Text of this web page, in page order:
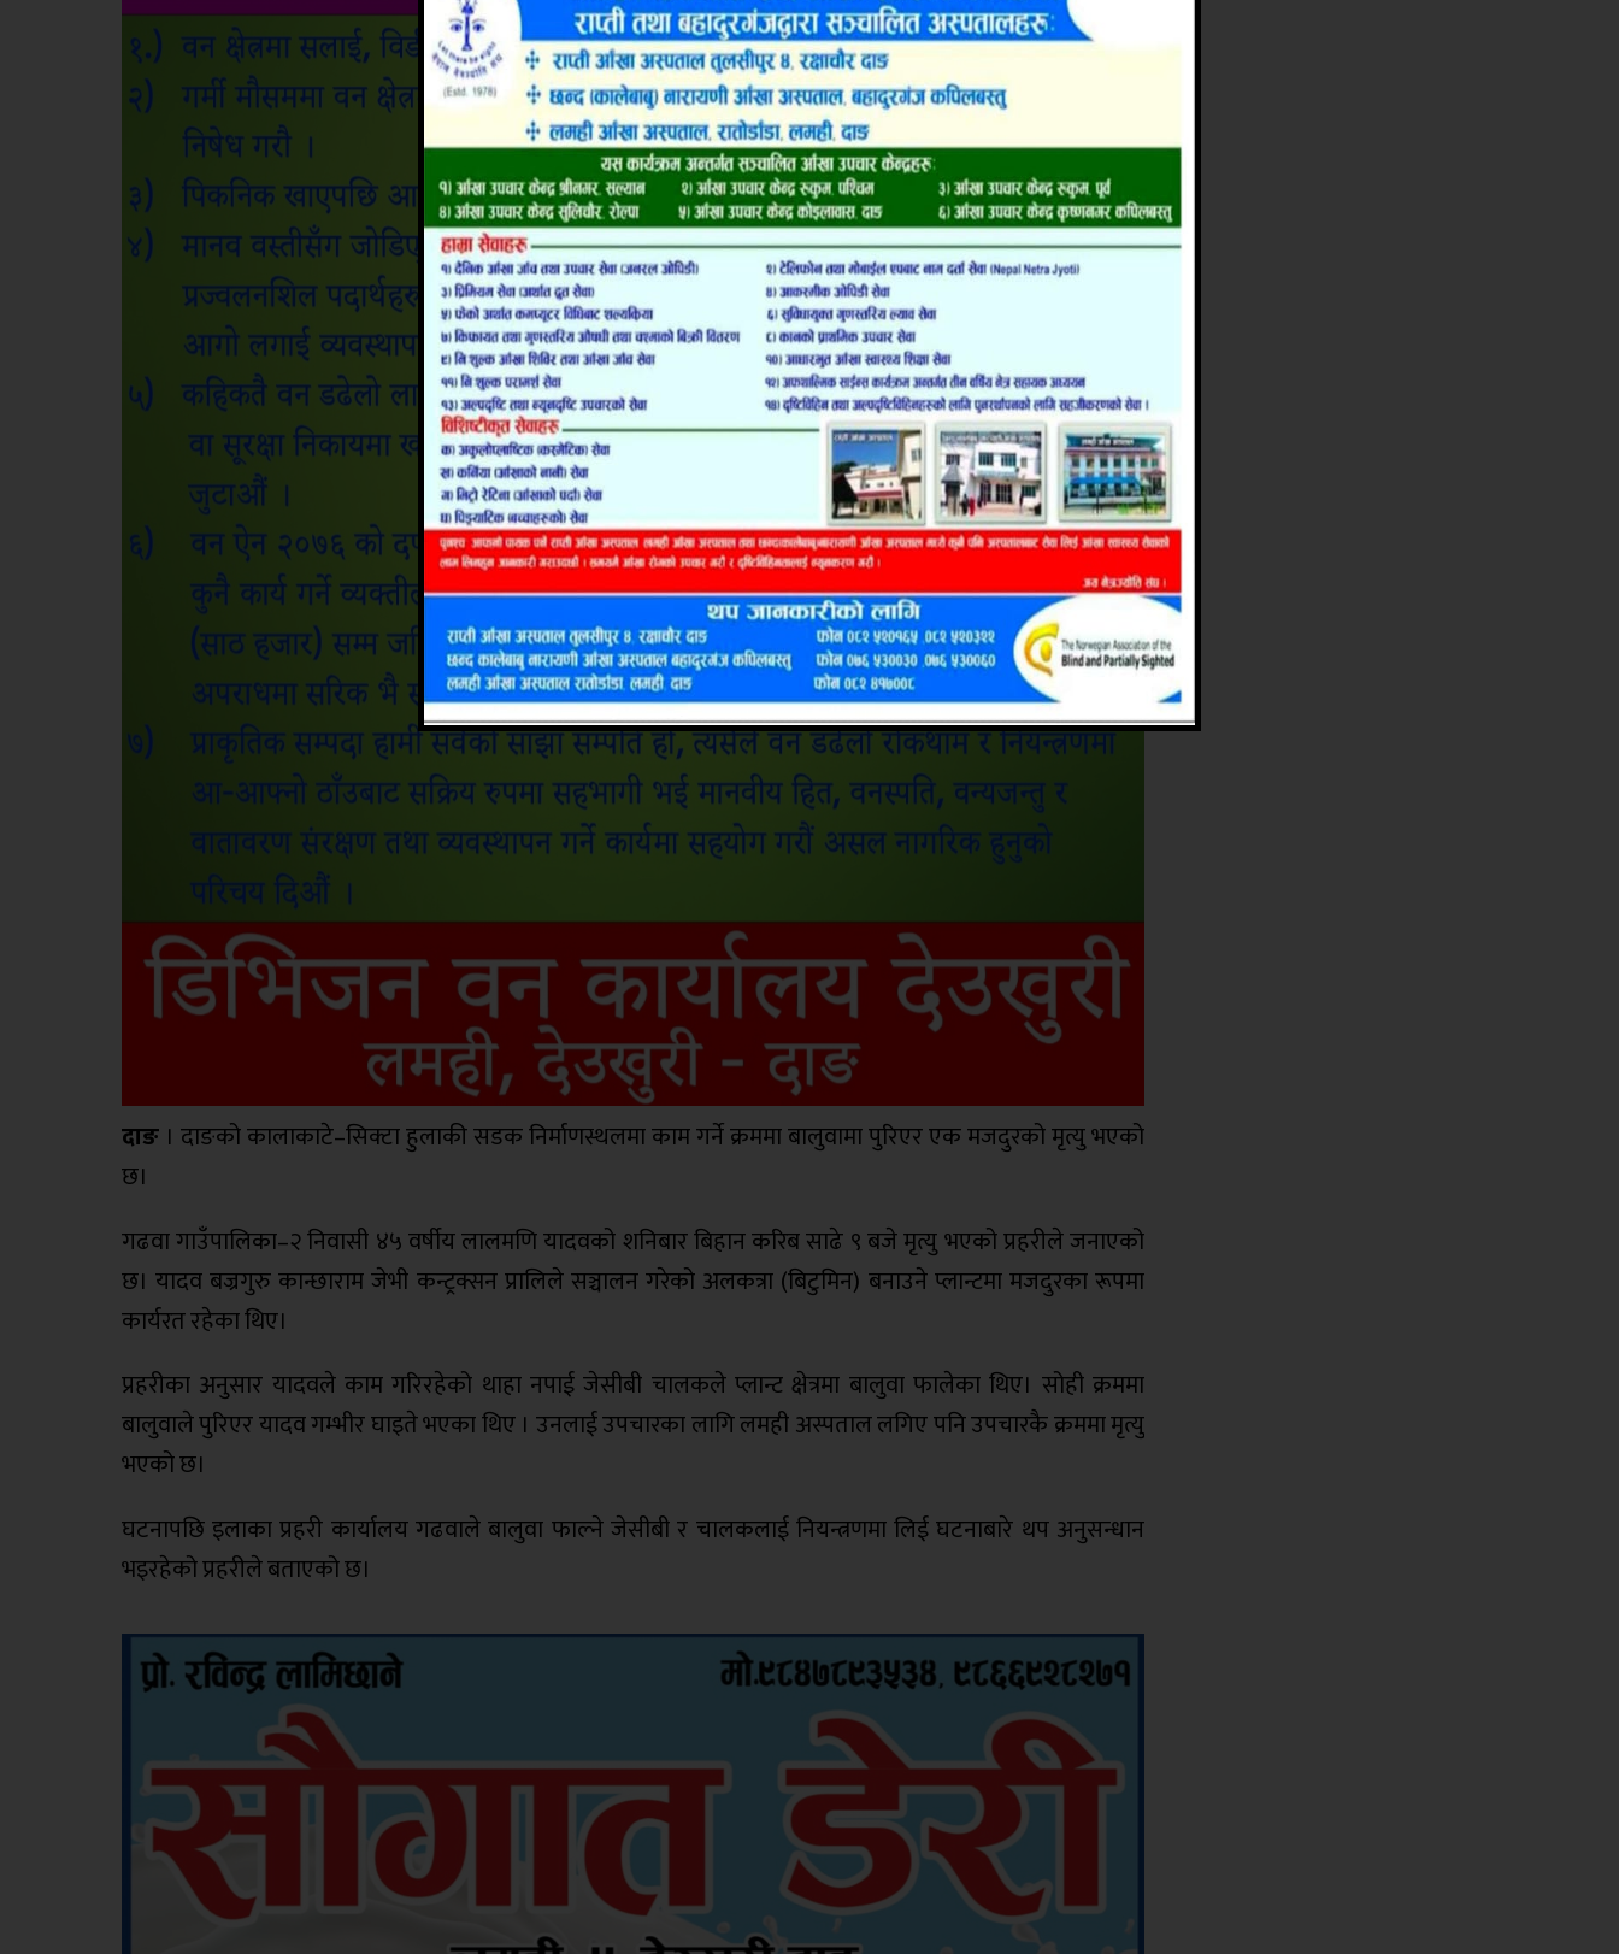
दाङ। दाङको कालाकाटे–सिक्टा हुलाकी सडक निर्माणस्थलमा काम गर्ने क्रममा बालुवामा पुरिएर एक मजदुरको मृत्यु भएको
छ।
गढवा गाउँपालिका–२ निवासी ४५ वर्षीय लालमणि यादवको शनिबार बिहान करिब साढे ९ बजे मृत्यु भएको प्रहरीले जनाएको
छ। यादव बज्रगुरु कान्छाराम जेभी कन्ट्रक्सन प्रालिले सञ्चालन गरेको अलकत्रा (बिटुमिन) बनाउने प्लान्टमा मजदुरका रूपमा
कार्यरत रहेका थिए।
प्रहरीका अनुसार यादवले काम गरिरहेको थाहा नपाई जेसीबी चालकले प्लान्ट क्षेत्रमा बालुवा फालेका थिए। सोही क्रममा
बालुवाले पुरिएर यादव गम्भीर घाइते भएका थिए । उनलाई उपचारका लागि लमही अस्पताल लगिए पनि उपचारकै क्रममा मृत्यु
भएको छ।
घटनापछि इलाका प्रहरी कार्यालय गढवाले बालुवा फाल्ने जेसीबी र चालकलाई नियन्त्रणमा लिई घटनाबारे थप अनुसन्धान
भइरहेको प्रहरीले बताएको छ।